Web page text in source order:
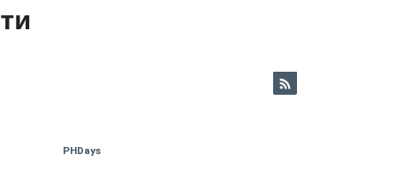
PHDays